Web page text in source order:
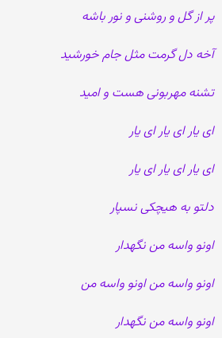
پر از گل و روشنی و نور باشه
آخه دل گرمت مثل جام خورشید
تشنه مهربونی هست و امید
ای یار ای یار ای یار
ای یار ای یار ای یار
دلتو به هیچکی نسپار
اونو واسه من نگهدار
اونو واسه من اونو واسه من
اونو واسه من نگهدار